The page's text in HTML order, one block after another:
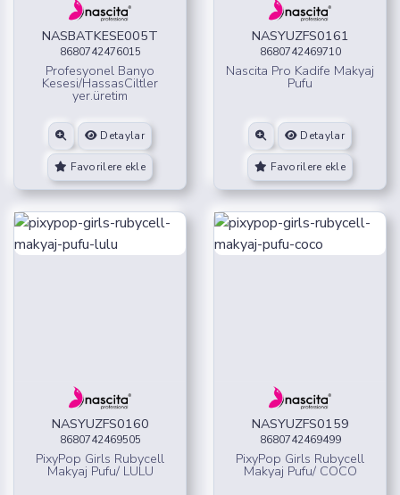
NASBATKESE005T
8680742476015
Profesyonel Banyo
Kesesi/HassasCiltler
yer.üretim
Detaylar
Favorilere ekle
NASYUZFS0161
8680742469710
Nascita Pro Kadife Makyaj
Pufu
Detaylar
Favorilere ekle
NASYUZFS0160
8680742469505
PixyPop Girls Rubycell
Makyaj Pufu/ LULU
NASYUZFS0159
8680742469499
PixyPop Girls Rubycell
Makyaj Pufu/ COCO